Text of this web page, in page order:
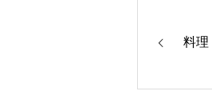
料理